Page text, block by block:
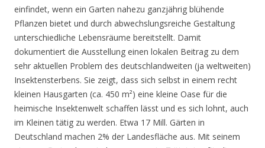
einfindet, wenn ein Garten nahezu ganzjährig blühende
Pflanzen bietet und durch abwechslungsreiche Gestaltung
unterschiedliche Lebensräume bereitstellt. Damit
dokumentiert die Ausstellung einen lokalen Beitrag zu dem
sehr aktuellen Problem des deutschlandweiten (ja weltweiten)
Insektensterbens. Sie zeigt, dass sich selbst in einem recht
kleinen Hausgarten (ca. 450 m²) eine kleine Oase für die
heimische Insektenwelt schaffen lässt und es sich lohnt, auch
im Kleinen tätig zu werden. Etwa 17 Mill. Gärten in
Deutschland machen 2% der Landesfläche aus. Mit seinem